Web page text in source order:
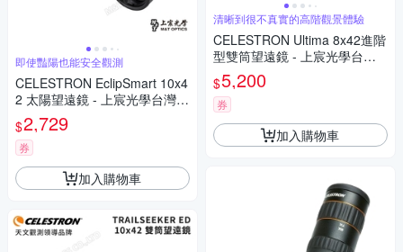
即使豔陽也能安全觀測
CELESTRON EclipSmart 10x4
2 太陽望遠鏡 - 上宸光學台灣總
代理
$2,729
券
加入購物車
清晰到很不真實的高階觀景體驗
CELESTRON Ultima 8x42進階
型雙筒望遠鏡 - 上宸光學台灣
總代理
$5,200
券
加入購物車